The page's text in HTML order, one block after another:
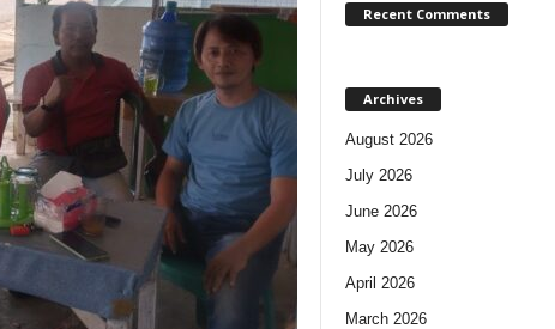
Recent Comments
Archives
August 2026
July 2026
June 2026
May 2026
April 2026
March 2026